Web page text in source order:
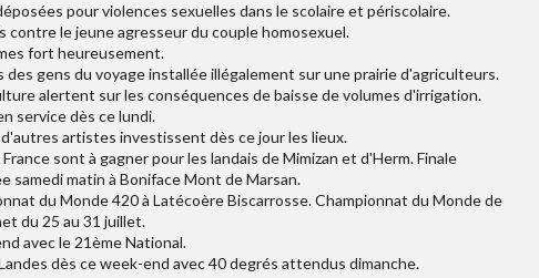
pour violences sexuelles dans le scolaire et périscolaire.
contre le jeune agresseur du couple homosexuel.
fort heureusement.
des gens du voyage installée illégalement sur une prairie d'agriculteurs.
alertent sur les conséquences de baisse de volumes d'irrigation.
service dès ce lundi.
artistes investissent dès ce jour les lieux.
sont à gagner pour les landais de Mimizan et d'Herm. Finale
samedi matin à Boniface Mont de Marsan.
du Monde 420 à Latécoère Biscarrosse. Championnat du Monde de
du 25 au 31 juillet.
avec le 21ème National.
dès ce week-end avec 40 degrés attendus dimanche.